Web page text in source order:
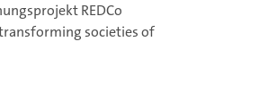
REDCo
societies of